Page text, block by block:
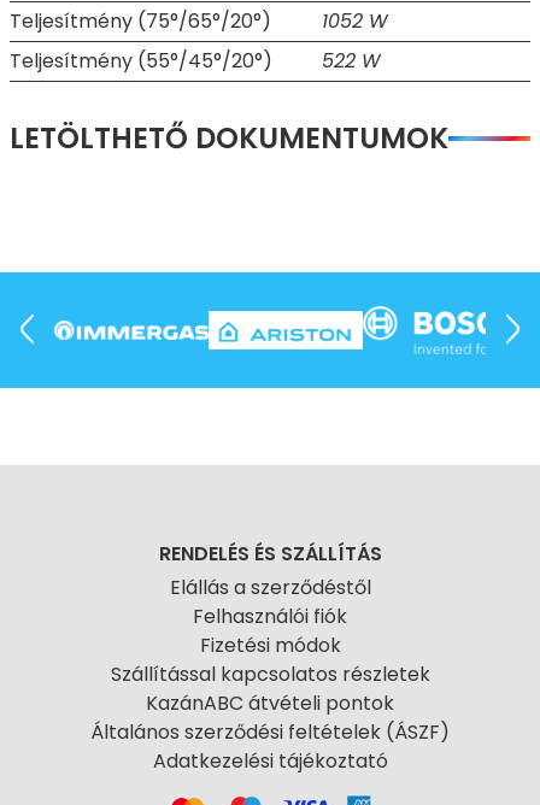
Teljesítmény (75°/65°/20°)
1052 W
Teljesítmény (55°/45°/20°)
522 W
LETÖLTHETŐ DOKUMENTUMOK
RENDELÉS ÉS SZÁLLÍTÁS
Elállás a szerződéstől
Felhasználói fiók
Fizetési módok
Szállítással kapcsolatos részletek
KazánABC átvételi pontok
Általános szerződési feltételek (ÁSZF)
Adatkezelési tájékoztató